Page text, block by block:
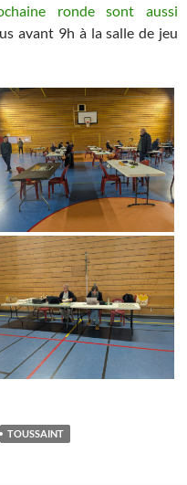
ronde sont aussi
avant 9h à la salle de jeu
TOUSSAINT